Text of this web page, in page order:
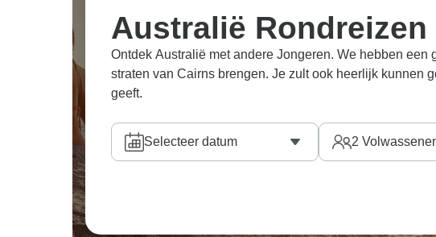
Australië
Ontdek Australië met andere Jongeren. We hebben een
straten van Cairns brengen. Je zult ook heerlijk kunnen
geeft.
Selecteer datum 2